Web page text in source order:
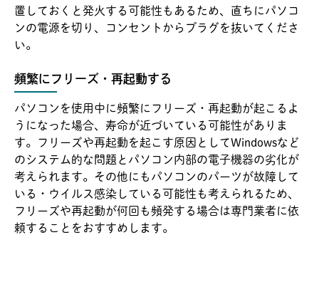
置しておくと発火する可能性もあるため、直ちにパソコ
ンの電源を切り、コンセントからプラグを抜いてくださ
い。
頻繁にフリーズ・再起動する
パソコンを使用中に頻繁にフリーズ・再起動が起こるよ
うになった場合、寿命が近づいている可能性がありま
す。フリーズや再起動を起こす原因としてWindowsなど
のシステム的な問題とパソコン内部の電子機器の劣化が
考えられます。その他にもパソコンのパーツが故障して
いる・ウイルス感染している可能性も考えられるため、
フリーズや再起動が何回も頻発する場合は専門業者に依
頼することをおすすめします。